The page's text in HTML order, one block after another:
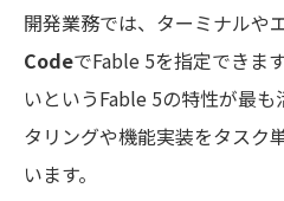
開発業務では、ターミナルや
CodeでFable 5を指定できま
いというFable 5の特性が最
タリングや機能実装をタスク
います。